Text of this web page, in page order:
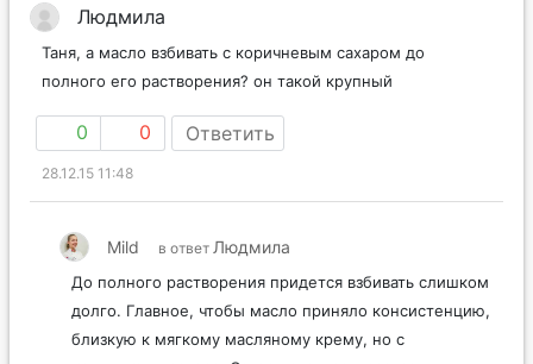
Людмила
Таня, а масло взбивать с коричневым сахаром до
полного его растворения? он такой крупный
0 0 Ответить
28.12.15 11:48
Mild в ответ Людмила
До полного растворения придется взбивать слишком
долго. Главное, чтобы масло приняло консистенцию,
близкую к мягкому масляному крему, но с